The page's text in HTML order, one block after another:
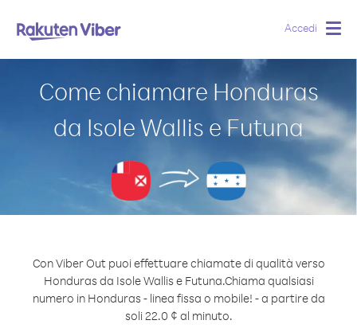
Accedi
Come chiamare Honduras
da Isole Wallis e Futuna
Con Viber Out puoi effettuare chiamate di qualità verso
Honduras da Isole Wallis e Futuna.Chiama qualsiasi
numero in Honduras - linea fissa o mobile! - a partire da
soli 22.0 ¢ al minuto.